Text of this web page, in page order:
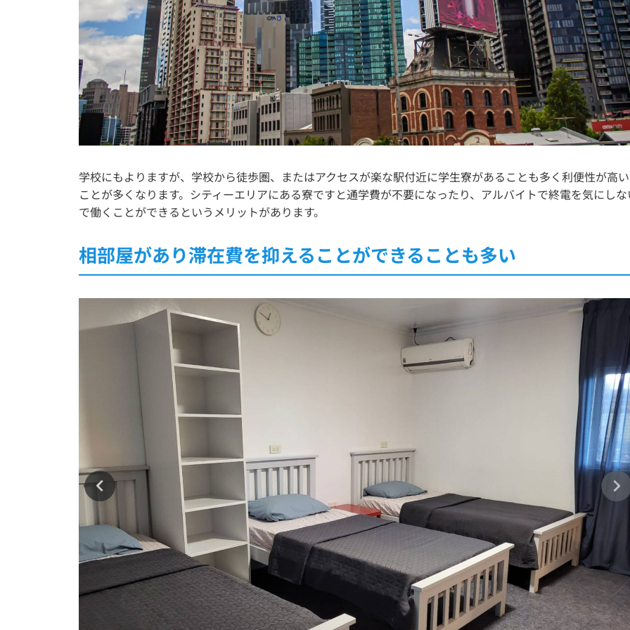
学校にもよりますが、学校から徒歩圏、またはアクセスが楽な駅付近に学生寮があることも多く利便性が高い
ことが多くなります。シティーエリアにある寮ですと通学費が不要になったり、アルバイトで終電を気にし
で働くことができるというメリットがあります。
相部屋があり滞在費を抑えることができることも多い